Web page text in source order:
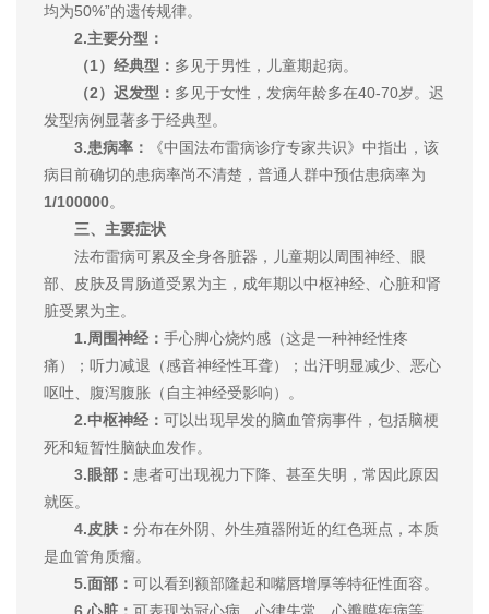
均为50%”的遗传规律。
2.主要分型：
（1）经典型： 多见于男性，儿童期起病。
（2）迟发型： 多见于女性，发病年龄多在40-70岁。迟
发型病例显著多于经典型。
3.患病率：
《中国法布雷病诊疗专家共识》中指出，该
病目前确切的患病率尚不清楚，普通人群中预估患病率为
1/100000。
三、主要症状
法布雷病可累及全身各脏器，儿童期以周围神经、眼
部、皮肤及胃肠道受累为主，成年期以中枢神经、心脏和肾
脏受累为主。
1.周围神经： 手心脚心烧灼感（这是一种神经性疼
痛）；听力减退（感音神经性耳聋）；出汗明显减少、恶心
呕吐、腹泻腹胀（自主神经受影响）。
2.中枢神经： 可以出现早发的脑血管病事件，包括脑梗
死和短暂性脑缺血发作。
3.眼部： 患者可出现视力下降、甚至失明，常因此原因
就医。
4.皮肤： 分布在外阴、外生殖器附近的红色斑点，本质
是血管角质瘤。
5.面部： 可以看到额部隆起和嘴唇增厚等特征性面容。
6.心脏： 可表现为冠心病、心律失常、心瓣膜疾病等，